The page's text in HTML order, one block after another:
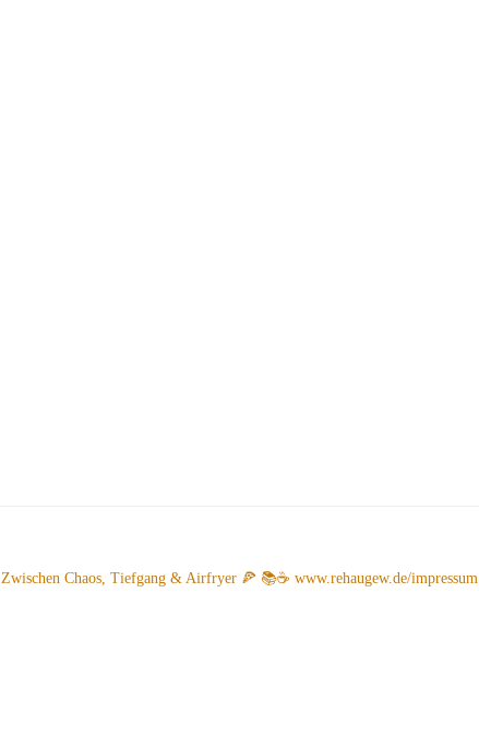
Zwischen Chaos, Tiefgang & Airfryer 🍕 📚☕️ www.rehaugew.de/impressum